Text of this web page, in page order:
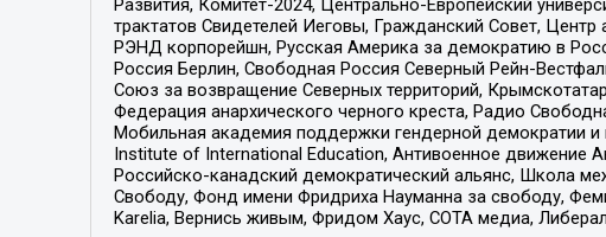
трактатов Свидетелей Иеговы, Гражданский Совет,
РЭНД корпорейшн, Русская Америка за демократию в
Россия Берлин, Свободная Россия Северный Рейн-
Союз за возвращение Северных территорий,
Федерация анархического черного креста, Радио
Мобильная академия поддержки гендерной демократии
Institute of International Education, Антивоенное движение
Российско-канадский демократический альянс, Школа
Свободу, Фонд имени Фридриха Науманна за свободу,
Karelia, Вернись живым, Фридом Хаус, СОТА медиа,